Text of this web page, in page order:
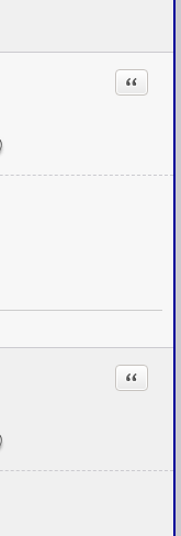
Citation
Citation